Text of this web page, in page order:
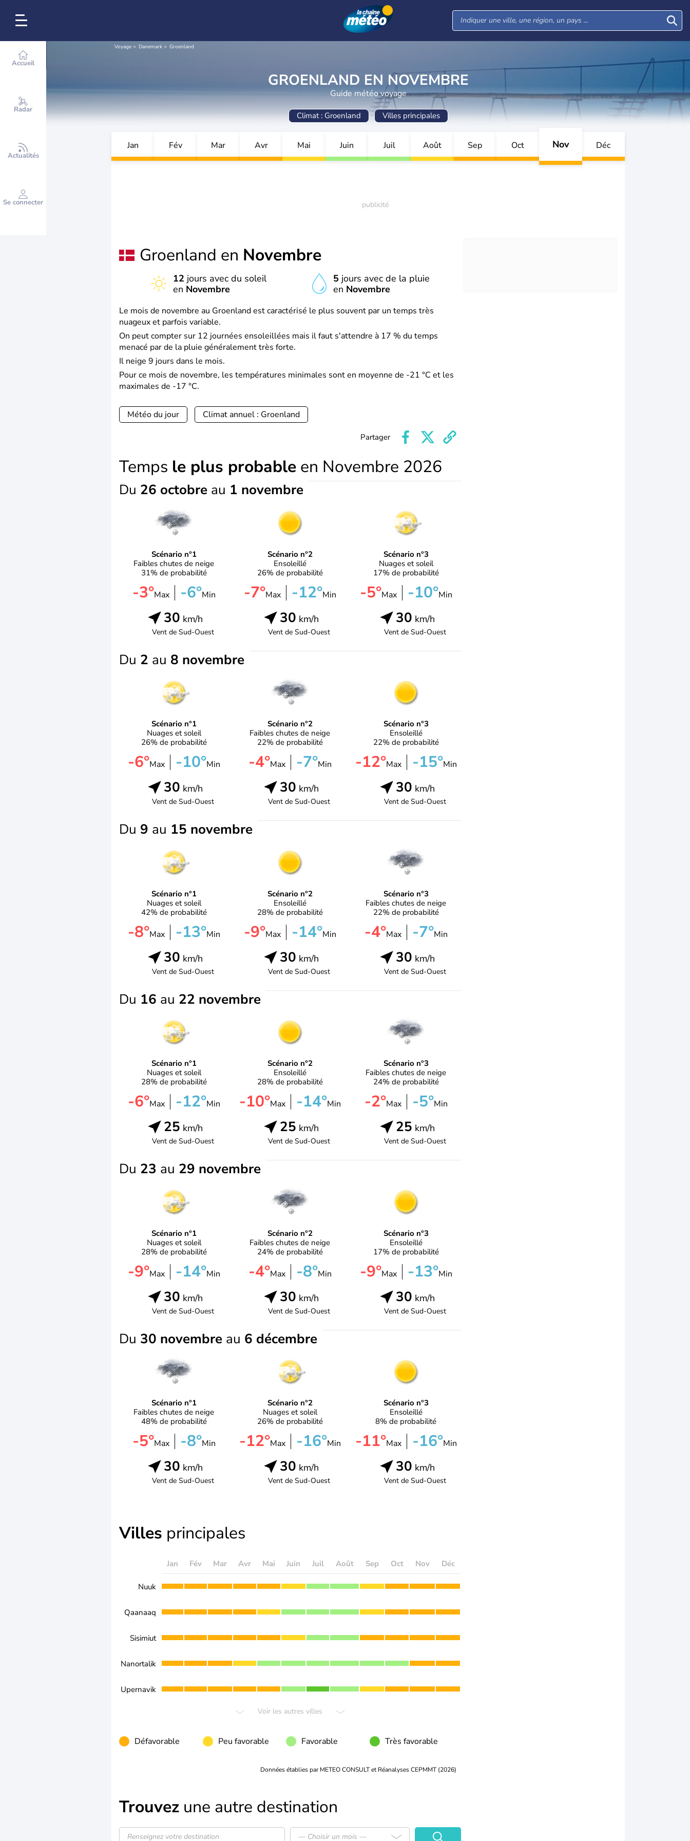
Accueil
Radar
Actualités
Se connecter
Voyage Danemark Groenland
GROENLAND EN NOVEMBRE
Guide météo voyage
Climat : Groenland Villes principales
Jan Fév Mar Avr Mai Juin Juil Août Sep Oct Nov Déc
Groenland en Novembre
12 jours avec du soleil
en Novembre
5 jours avec de la pluie
en Novembre
Le mois de novembre au Groenland est caractérisé le plus souvent par un temps très
nuageux et parfois variable.
On peut compter sur 12 journées ensoleillées mais il faut s'attendre à 17 % du temps
menacé par de la pluie généralement très forte.
Il neige 9 jours dans le mois.
Pour ce mois de novembre, les températures minimales sont en moyenne de -21 °C et les
maximales de -17 °C.
Météo du jour Climat annuel : Groenland
Partager
Temps le plus probable en Novembre 2026
Du 26 octobre au 1 novembre
Scénario n°1
Faibles chutes de neige
31% de probabilité
-3°Max -6°Min
30 km/h
Vent deSud-Ouest
Scénario n°2
Ensoleillé
26% de probabilité
-7°Max -12°Min
30 km/h
Vent deSud-Ouest
Scénario n°3
Nuages et soleil
17% de probabilité
-5°Max -10°Min
30 km/h
Vent deSud-Ouest
Du 2 au 8 novembre
Scénario n°1
Nuages et soleil
26% de probabilité
-6°Max -10°Min
30 km/h
Vent deSud-Ouest
Scénario n°2
Faibles chutes de neige
22% de probabilité
-4°Max -7°Min
30 km/h
Vent deSud-Ouest
Scénario n°3
Ensoleillé
22% de probabilité
-12°Max -15°Min
30 km/h
Vent deSud-Ouest
Du 9 au 15 novembre
Scénario n°1
Nuages et soleil
42% de probabilité
-8°Max -13°Min
30 km/h
Vent deSud-Ouest
Scénario n°2
Ensoleillé
28% de probabilité
-9°Max -14°Min
30 km/h
Vent deSud-Ouest
Scénario n°3
Faibles chutes de neige
22% de probabilité
-4°Max -7°Min
30 km/h
Vent deSud-Ouest
Du 16 au 22 novembre
Scénario n°1
Nuages et soleil
28% de probabilité
-6°Max -12°Min
25 km/h
Vent deSud-Ouest
Scénario n°2
Ensoleillé
28% de probabilité
-10°Max -14°Min
25 km/h
Vent deSud-Ouest
Scénario n°3
Faibles chutes de neige
24% de probabilité
-2°Max -5°Min
25 km/h
Vent deSud-Ouest
Du 23 au 29 novembre
Scénario n°1
Nuages et soleil
28% de probabilité
-9°Max -14°Min
30 km/h
Vent deSud-Ouest
Scénario n°2
Faibles chutes de neige
24% de probabilité
-4°Max -8°Min
30 km/h
Vent deSud-Ouest
Scénario n°3
Ensoleillé
17% de probabilité
-9°Max -13°Min
30 km/h
Vent deSud-Ouest
Du 30 novembre au 6 décembre
Scénario n°1
Faibles chutes de neige
48% de probabilité
-5°Max -8°Min
30 km/h
Vent deSud-Ouest
Scénario n°2
Nuages et soleil
26% de probabilité
-12°Max -16°Min
30 km/h
Vent deSud-Ouest
Scénario n°3
Ensoleillé
8% de probabilité
-11°Max -16°Min
30 km/h
Vent deSud-Ouest
Villes principales
Jan Fév Mar Avr Mai Juin Juil Août Sep Oct Nov Déc
Nuuk
Qaanaaq
Sisimiut
Nanortalik
Upernavik
Voir les autres villes
Défavorable Peu favorable Favorable Très favorable
Données établies par METEO CONSULT et Réanalyses CEPMMT (2026)
Trouvez une autre destination
— Choisir un mois —